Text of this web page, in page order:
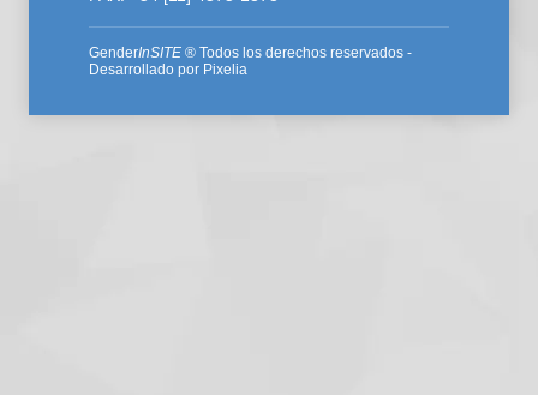
GenderInSITE ® Todos los derechos reservados -
Desarrollado por Pixelia